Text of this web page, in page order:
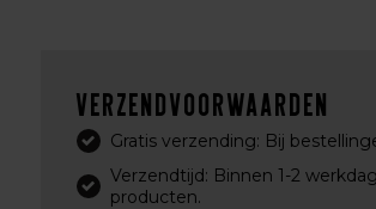
Verzendvoorwaarden
Gratis verzending: Bij
Verzendtijd: Binnen 1-2
producten.